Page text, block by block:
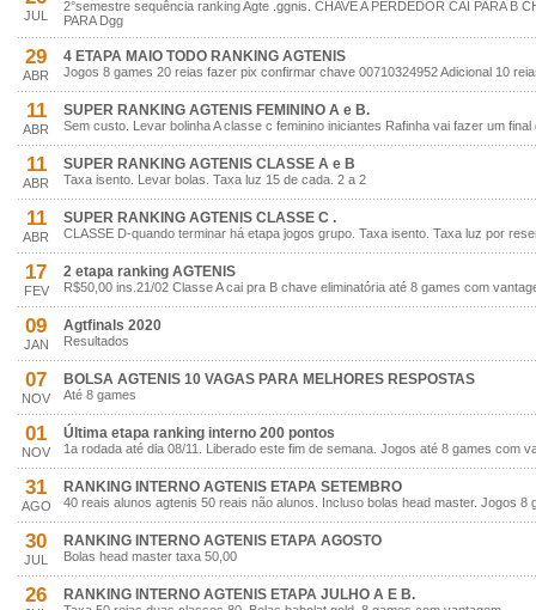
JUL
2°semestre sequência ranking Agte .ggnis. CHAVE A PERDEDOR CAI PARA B
PARA Dgg
29
ABR
4 ETAPA MAIO TODO RANKING AGTENIS
Jogos 8 games 20 reias fazer pix confirmar chave 00710324952 Adicional 10
11
ABR
SUPER RANKING AGTENIS FEMININO A e B.
Sem custo. Levar bolinha A classe c feminino iniciantes Rafinha vai fazer um
11
ABR
SUPER RANKING AGTENIS CLASSE A e B
Taxa isento. Levar bolas. Taxa luz 15 de cada. 2 a 2
11
ABR
SUPER RANKING AGTENIS CLASSE C .
CLASSE D-quando terminar há etapa jogos grupo. Taxa isento. Taxa luz por
17
FEV
2 etapa ranking AGTENIS
R$50,00 ins.21/02 Classe A cai pra B chave eliminatória até 8 games com
09
JAN
Agtfinals 2020
Resultados
07
NOV
BOLSA AGTENIS 10 VAGAS PARA MELHORES RESPOSTAS
Até 8 games
01
NOV
Última etapa ranking interno 200 pontos
1a rodada até dia 08/11. Liberado este fim de semana. Jogos até 8 games com
31
AGO
RANKING INTERNO AGTENIS ETAPA SETEMBRO
40 reais alunos agtenis 50 reais não alunos. Incluso bolas head master. Jogos 8
30
JUL
RANKING INTERNO AGTENIS ETAPA AGOSTO
Bolas head master taxa 50,00
26 RANKING INTERNO AGTENIS ETAPA JULHO A E B.